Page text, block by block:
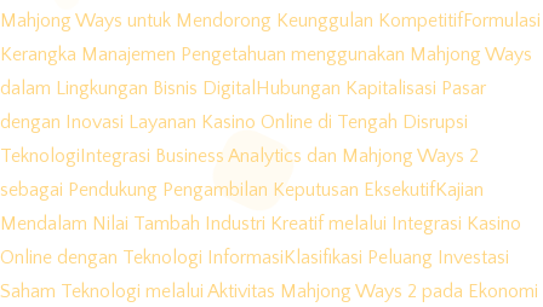
Mahjong Ways untuk Mendorong Keunggulan KompetitifFormulasi
Kerangka Manajemen Pengetahuan menggunakan Mahjong Ways
dalam Lingkungan Bisnis Digital Hubungan Kapitalisasi Pasar
dengan Inovasi Layanan Kasino Online di Tengah Disrupsi
Teknologi Integrasi Business Analytics dan Mahjong Ways 2
sebagai Pendukung Pengambilan Keputusan EksekutifKajian
Mendalam Nilai Tambah Industri Kreatif melalui Integrasi Kasino
Online dengan Teknologi Informasi Klasifikasi Peluang Investasi
Saham Teknologi melalui Aktivitas Mahjong Ways 2 pada Ekonomi